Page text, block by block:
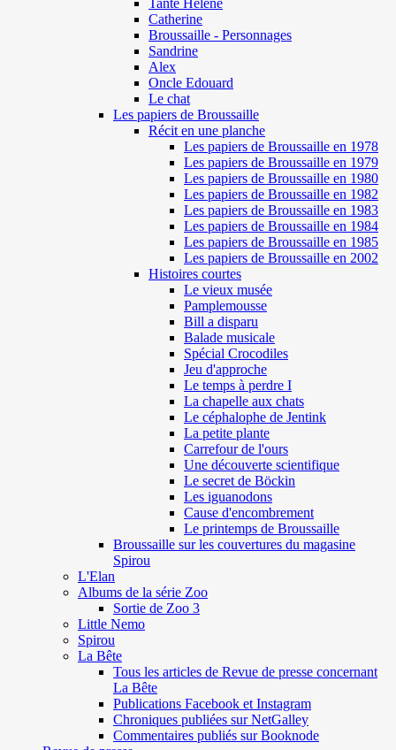
Catherine
Broussaille - Personnages
Sandrine
Alex
Oncle Edouard
Le chat
Les papiers de Broussaille
Récit en une planche
Les papiers de Broussaille en 1978
Les papiers de Broussaille en 1979
Les papiers de Broussaille en 1980
Les papiers de Broussaille en 1982
Les papiers de Broussaille en 1983
Les papiers de Broussaille en 1984
Les papiers de Broussaille en 1985
Les papiers de Broussaille en 2002
Histoires courtes
Le vieux musée
Pamplemousse
Bill a disparu
Balade musicale
Spécial Crocodiles
Jeu d'approche
Le temps à perdre I
La chapelle aux chats
Le céphalophe de Jentink
La petite plante
Carrefour de l'ours
Une découverte scientifique
Le secret de Böckin
Les iguanodons
Cause d'encombrement
Le printemps de Broussaille
Broussaille sur les couvertures du magasine
Spirou
L'Elan
Albums de la série Zoo
Sortie de Zoo 3
Little Nemo
Spirou
La Bête
Tous les articles de Revue de presse concernant
La Bête
Publications Facebook et Instagram
Chroniques publiées sur NetGalley
Commentaires publiés sur Booknode